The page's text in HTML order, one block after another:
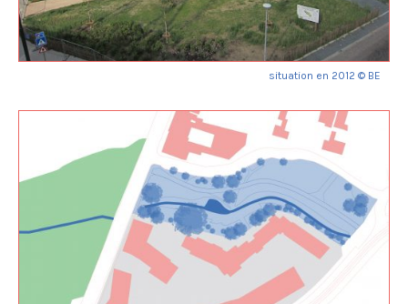
situation en 2012 © BE